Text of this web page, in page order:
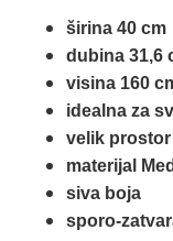
širina 40 cm
dubina 31,6
visina 160
idealna za
velik
materijal
siva boja
sporo-